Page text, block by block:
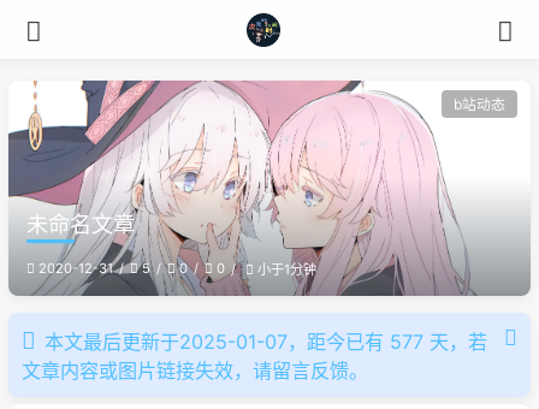
b站动态
未命名文章
2020-12-31 5 0 0 小于1分钟
本文最后更新于2025-01-07，距今已有 577 天，若
文章内容或图片链接失效，请留言反馈。